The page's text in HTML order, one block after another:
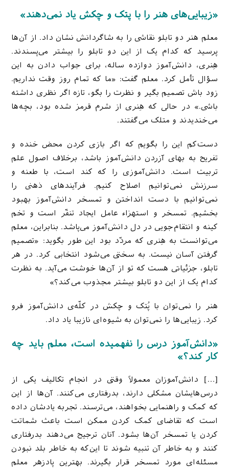
«زیبایی‌های هنر را با پتک و چکش یاد نمی‌دهند»
معلم هنر دو تابلو نقاشی را به شاگردانش نشان داد. از آن‌ها
پرسید که کدام یک از این دو تابلو را بیشتر می‌پسندند.
هِنری، دانش‌آموز دوازده ساله، برای جواب دادن به این
سؤال تأمل کرد. معلم گفت: «ما که تمام روز وقت نداریم.
زود باش تصمیم بگیر و نظرت را بگو، تازه اگر نظری داشته
باشی.» در حالی که هِنری از شرم قرمز شده بود، بچه‌ها
می‌خندیدند و متلک می‌گفتند.
دست‌کم این را بگویم که اگر بازی کردن محض خنده و
تفریح به بهای آزردن دانش‌آموز باشد، برخلاف اصول علم
تربیت است. دانش‌آموزی را که کند است، با طعنه و
سرزنش نمی‌توانیم اصلاح کنیم. فرآیندهای ذهنی را
نمی‌توانیم با دست انداختن و تمسخر دانش‌آموز بهبود
بخشیم. تمسخر و استهزاء عامل ایجاد تنفّر است و تخم
کینه و انتقام‌جویی در دل دانش‌آموز می‌پاشد. بنابراین، معلم
می‌توانست به هِنری که مردّد بود این طور بگوید: «تصمیم
گرفتن آسان نیست. به سختی می‌شود انتخابی کرد. در هر
تابلو، جزئیاتی هست که تو از آن‌ها خوشت می‌آید. به نظرت
کدام یک از این دو تابلو بیشتر مجذوب می‌کند؟»
هنر را نمی‌توان با پُتک و چکش در کلّه‌ی دانش‌آموز فرو
کرد. زیبایی‌ها را نمی‌توان به شیوه‌ای نازیبا یاد داد.
«دانش‌آموز درس را نفهمیده است، معلم باید چه
کار کند؟»
[…] دانش‌آموزان معمولاً وقتی در انجام تکالیف یکی از
درس‌هایشان مشکلی دارند، بدرفتاری می‌کنند. آن‌ها از این
که کمک و راهنمایی بخواهند، می‌ترسند. تجربه یادشان داده
است که تقاضای کمک کردن ممکن است باعث شماتت
کردن یا تمسخر آن‌ها بشود. آنان ترجیح می‌دهند بدرفتاری
کنند و به خاطر آن تنبیه شوند تا این‌که به خاطر بلد نبودن
مسئله‌ای مورد تمسخر قرار بگیرند. بهترین پادزهر معلم